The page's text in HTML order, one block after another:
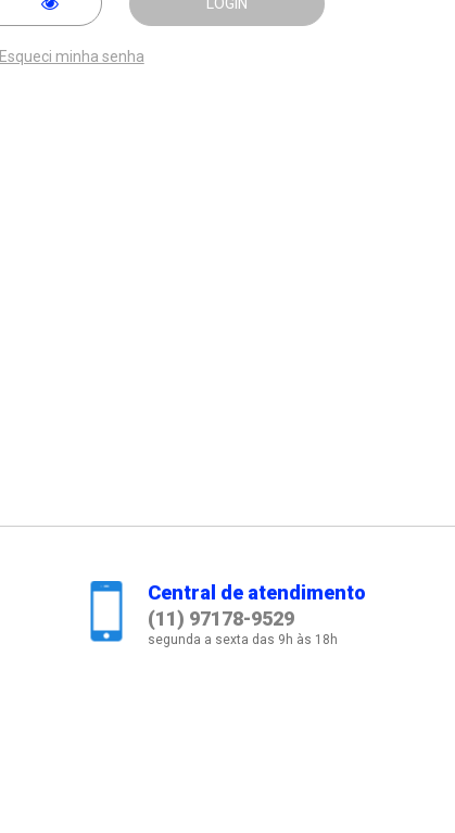
Esqueci minha senha
Central de atendimento
(11) 97178-9529
segunda a sexta das 9h às 18h